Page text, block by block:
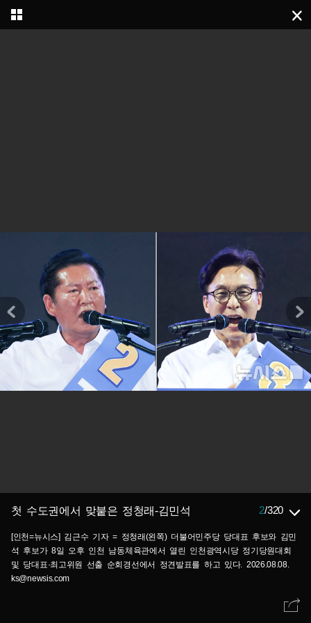
첫 수도권에서 맞붙은 정청래-김민석 2/320
[인천=뉴시스] 김근수 기자 = 정청래(왼쪽) 더불어민주당 당대표 후보와 김민
석 후보가 8일 오후 인천 남동체육관에서 열린 인천광역시당 정기당원대회
및 당대표·최고위원 선출 순회경선에서 정견발표를 하고 있다. 2026.08.08.
ks@newsis.com